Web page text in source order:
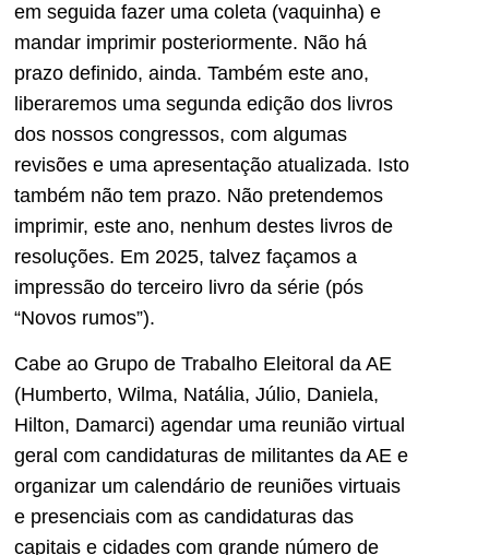
em seguida fazer uma coleta (vaquinha) e
mandar imprimir posteriormente. Não há
prazo definido, ainda. Também este ano,
liberaremos uma segunda edição dos livros
dos nossos congressos, com algumas
revisões e uma apresentação atualizada. Isto
também não tem prazo. Não pretendemos
imprimir, este ano, nenhum destes livros de
resoluções. Em 2025, talvez façamos a
impressão do terceiro livro da série (pós
“Novos rumos”).
Cabe ao Grupo de Trabalho Eleitoral da AE
(Humberto, Wilma, Natália, Júlio, Daniela,
Hilton, Damarci) agendar uma reunião virtual
geral com candidaturas de militantes da AE e
organizar um calendário de reuniões virtuais
e presenciais com as candidaturas das
capitais e cidades com grande número de